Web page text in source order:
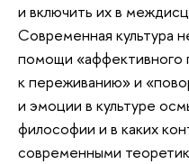
и включить их в
Современная культура
помощи «аффективного
к переживанию» и
и эмоции в культуре
философии и в каких
современными